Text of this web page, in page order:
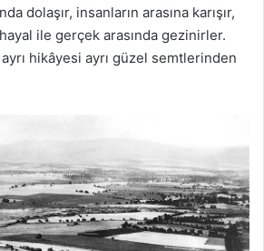
dolaşır, insanların arasına karışır,
ile gerçek arasında gezinirler.
ayrı hikâyesi ayrı güzel semtlerinden